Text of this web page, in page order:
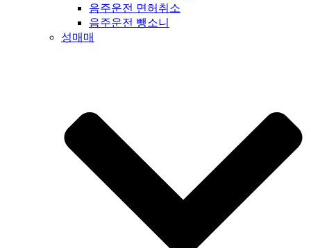
음주운전 면허취소
음주운전 뺑소니
성매매